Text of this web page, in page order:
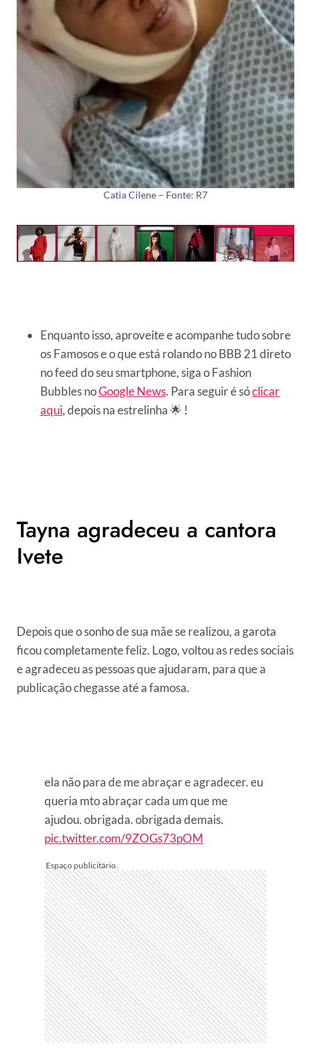
Catia Cilene – Fonte: R7
Enquanto isso, aproveite e acompanhe tudo sobre
os Famosos e o que está rolando no BBB 21 direto
no feed do seu smartphone, siga o Fashion
Bubbles noGoogle News. Para seguir é sóclicar
aqui, depois na estrelinha 🌟 !
Tayna agradeceu a cantora
Ivete
Depois que o sonho de sua mãe se realizou, a garota
ficou completamente feliz. Logo, voltou as redes sociais
e agradeceu as pessoas que ajudaram, para que a
publicação chegasse até a famosa.
ela não para de me abraçar e agradecer. eu
queria mto abraçar cada um que me
ajudou. obrigada. obrigada demais.
pic.twitter.com/9ZOGs73pOM